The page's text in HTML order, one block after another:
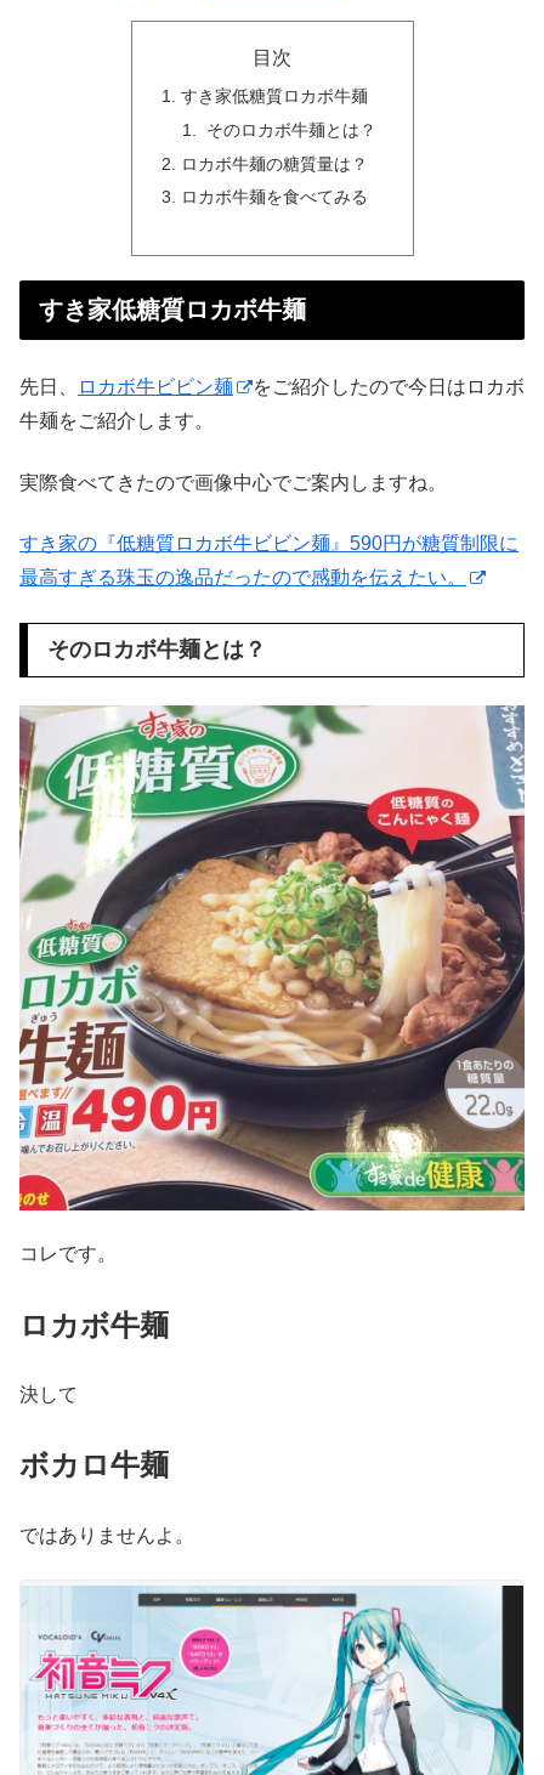
目次
すき家低糖質ロカボ牛麺
そのロカボ牛麺とは？
ロカボ牛麺の糖質量は？
ロカボ牛麺を食べてみる
すき家低糖質ロカボ牛麺
先日、 ロカボ牛ビビン麺
をご紹介したので今日はロカボ
牛麺をご紹介します。
実際食べてきたので画像中心でご案内しますね。
すき家の『低糖質ロカボ牛ビビン麺』590円が糖質制限に
最高すぎる珠玉の逸品だったので感動を伝えたい。
そのロカボ牛麺とは？
コレです。
ロカボ牛麺
決して
ボカロ牛麺
ではありませんよ。